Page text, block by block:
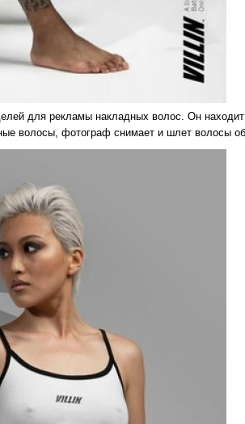
для рекламы накладных волос. Он
волосы, фотограф снимает и шлет волосы